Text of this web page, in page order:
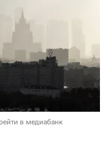
в медиабанк